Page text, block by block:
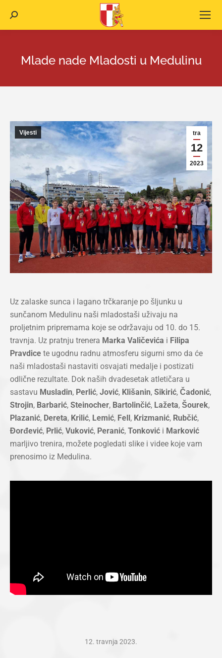
Search:
Mlade nade Mladosti u Medulinu
tra
12
2023
Vijesti
Uz zalaske sunca i lagano trčkaranje po šljunku u
sunčanom Medulinu naši mladostaši uživaju na
proljetnim pripremama koje se održavaju od 10. do 15.
travnja. Uz pratnju trenera Marka Valičevića i Filipa
Pravdice te ugodnu radnu atmosferu sigurni smo da će
naši mladostaši nastaviti osvajati medalje i postizati
odlične rezultate. Dok naših dvadesetak atletičara u
sastavu Musladin, Perlić, Jović, Klišanin, Sikirić, Čadonić,
Strojin, Barbarić, Steinocher, Bartolinčić, Lažeta, Šourek,
Plazanić, Dereta, Krilić, Lemić, Fell, Krizmanić, Rubčić,
Đorđević, Prlić, Vuković, Peranić, Tonković i Marković
marljivo trenira, možete pogledati slike i videe koje vam
prenosimo iz Medulina.
12. travnja 2023.